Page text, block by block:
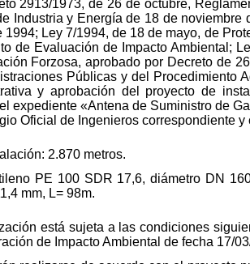
2913/1973, de 26 de octubre,
Industria y Energía de 18 de
1994; Ley 7/1994, de 18 de mayo, de
de Evaluación de Impacto Ambiental;
Forzosa, aprobado por Decreto de
Públicas y del Procedimiento
y aprobación del proyecto de
expediente «Antena de Suministro de
Oficial de Ingenieros correspondiente
2.870 metros.
PE 100 SDR 17,6, diámetro DN
mm, L= 98m.
está sujeta a las condiciones
de Impacto Ambiental de fecha 17/